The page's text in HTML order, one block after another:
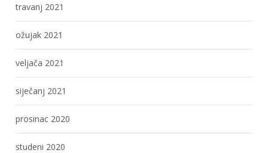
travanj 2021
ožujak 2021
veljača 2021
siječanj 2021
prosinac 2020
studeni 2020